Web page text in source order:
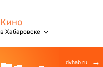
Кино
в Хабаровске
dvhab.ru →